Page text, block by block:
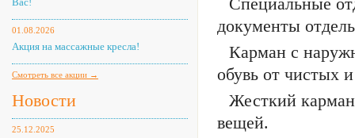
01.08.2026
Акция на массажные кресла!
Смотреть все акции →
Новости
25.12.2025
документы
Карман с
обувь от чистых
Жесткий
вещей.